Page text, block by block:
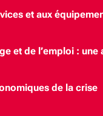
et aux
et de l’emploi :
de la crise